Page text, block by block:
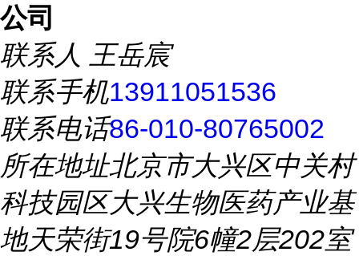
公司
联系人 王岳宸
联系手机13911051536
联系电话86-010-80765002
所在地址北京市大兴区中关村
科技园区大兴生物医药产业基
地天荣街19号院6幢2层202室